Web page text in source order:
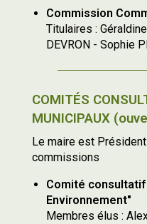
Commission
Titulaires :
DEVRON - Sophie
COMITÉS
MUNICIPAUX
Le maire est
commissions
Comité
Environnement"
Membres élus :